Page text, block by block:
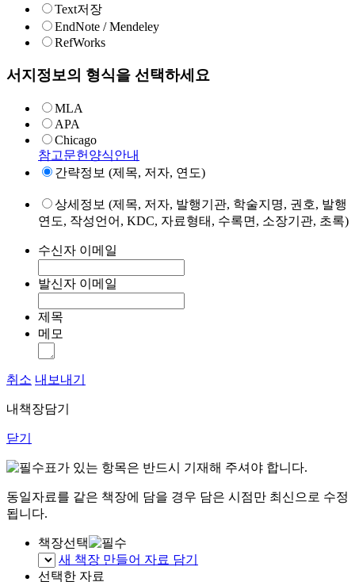
Text저장
EndNote / Mendeley
RefWorks
서지정보의 형식을 선택하세요
MLA
APA
Chicago
참고문헌양식안내
간략정보 (제목, 저자, 연도)
상세정보 (제목, 저자, 발행기관, 학술지명, 권호, 발행
연도, 작성언어, KDC, 자료형태, 수록면, 소장기관, 초록)
수신자 이메일
발신자 이메일
제목
메모
취소 내보내기
내책장담기
닫기
표가 있는 항목은 반드시 기재해 주셔야 합니다.
동일자료를 같은 책장에 담을 경우 담은 시점만 최신으로 수정
됩니다.
책장선택
새 책장 만들어 자료 담기
선택한 자료